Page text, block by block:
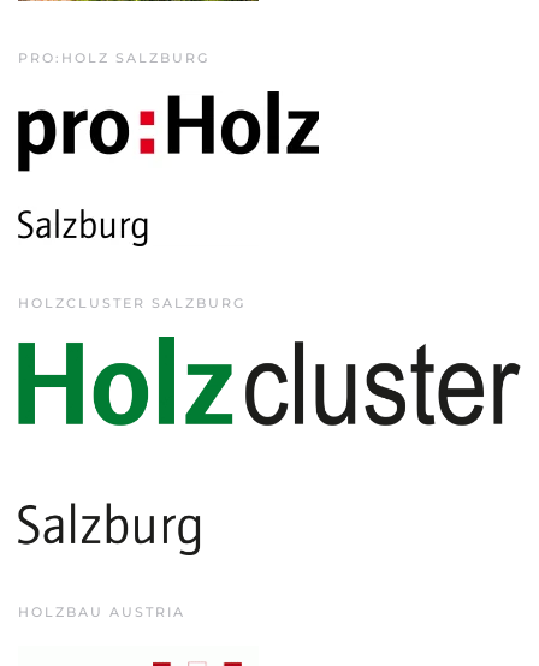
PRO:HOLZ SALZBURG
HOLZCLUSTER SALZBURG
HOLZBAU AUSTRIA